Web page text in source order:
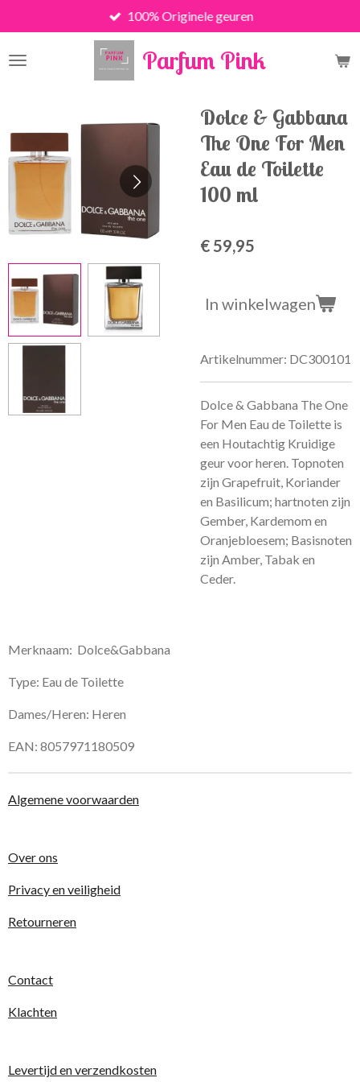
direct
naar
Parfum Pink
100% Originele geuren
Dolce & Gabbana
The One For Men
Eau de Toilette
100 ml
€ 59,95
In winkelwagen
Artikelnummer: DC300101
Dolce & Gabbana The One
For Men Eau de Toilette is
een Houtachtig Kruidige
geur voor heren. Topnoten
zijn Grapefruit, Koriander
en Basilicum; hartnoten zijn
Gember, Kardemom en
Oranjebloesem; Basisnoten
zijn Amber, Tabak en
Ceder.
Merknaam: Dolce&Gabbana
Type: Eau de Toilette
Dames/Heren: Heren
EAN: 8057971180509
Algemene voorwaarden
Over ons
Privacy en veiligheid
Retourneren
Contact
Klachten
Levertijd en verzendkosten